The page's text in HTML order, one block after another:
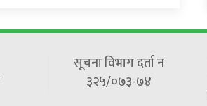
सूचना विभाग दर्ता न
३२५/०७३-७४